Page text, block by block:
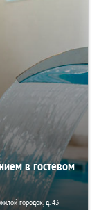
в гостевом
городок, д. 43